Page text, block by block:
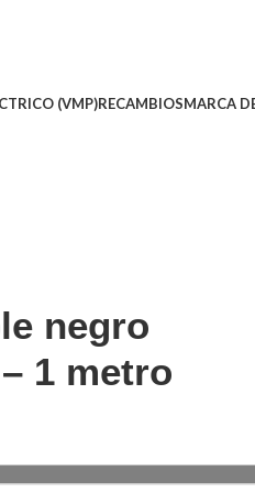
(VMP)RECAMBIOSMARCA
negro
1 metro